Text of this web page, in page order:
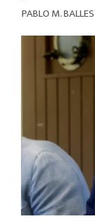
PABLO M.